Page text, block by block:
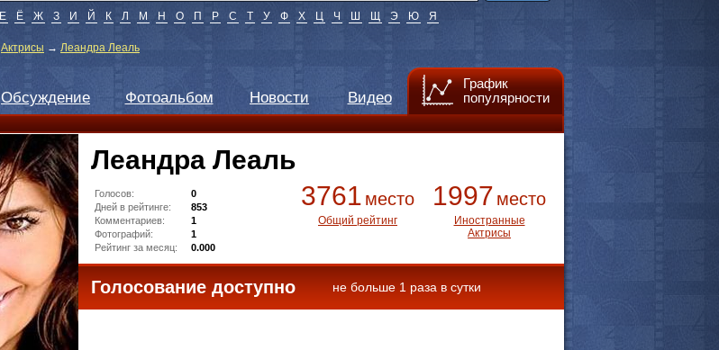
Е Ё Ж З И Й К Л М Н О П Р С Т У Ф Х Ц Ч Ш Щ Э Ю Я
Актрисы → Леандра Леаль
Обсуждение Фотоальбом Новости Видео
График
популярности
Леандра Леаль
3761 место
Общий рейтинг
1997 место
Иностранные
Актрисы
Голосов:
0
Дней в рейтинге:
853
Комментариев:
1
Фотографий:
1
Рейтинг за месяц:
0.000
Голосование доступно не больше 1 раза в сутки